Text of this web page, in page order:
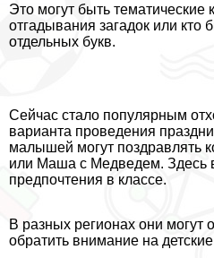
Это могут быть тематические
отгадывания загадок или кто
отдельных букв.
Сейчас стало популярным
варианта проведения
малышей могут поздравлять
или Маша с Медведем. Здесь
предпочтения в классе.
В разных регионах они могут
обратить внимание на